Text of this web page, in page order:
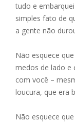
tudo e
simples fato de
a gente não
Não esquece
medos de lado e
com você –
loucura, que era
Não esquece